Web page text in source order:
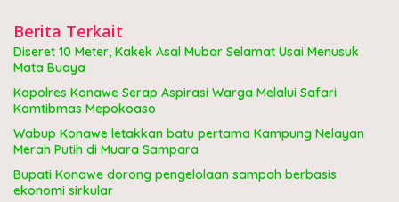
Berita Terkait
Diseret 10 Meter, Kakek Asal Mubar Selamat Usai Menusuk
Mata Buaya
Kapolres Konawe Serap Aspirasi Warga Melalui Safari
Kamtibmas Mepokoaso
Wabup Konawe letakkan batu pertama Kampung Nelayan
Merah Putih di Muara Sampara
Bupati Konawe dorong pengelolaan sampah berbasis
ekonomi sirkular